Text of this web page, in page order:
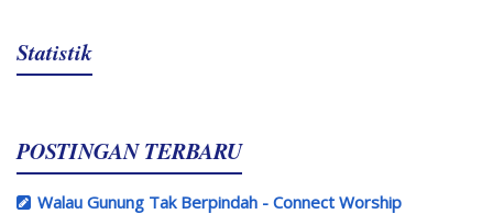
Statistik
POSTINGAN TERBARU
Walau Gunung Tak Berpindah - Connect Worship